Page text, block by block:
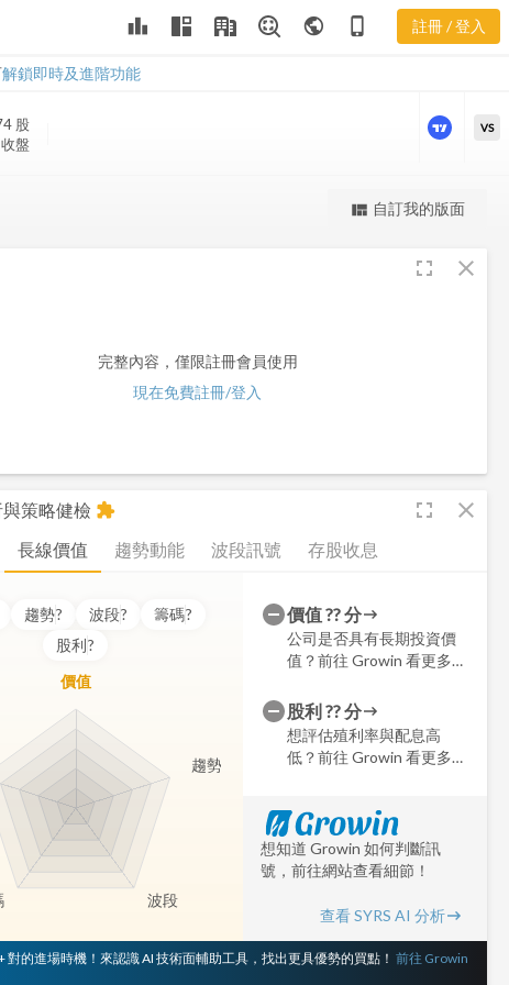
leaderboard public phone_iphone 註冊 / 登入
解鎖即時及進階功能
SYRS
股
盤
更強大的進階價量圖表
VS
view_quilt 自訂我的版面
fullscreen close
完整內容，僅限註冊會員使用
現在免費註冊/登入
策略健檢 fullscreen close
extension
長線價值 趨勢動能 波段訊號 存股收息
趨勢? 波段? 籌碼?
股利?
價值
趨勢
波段
價值??分
公司是否具有長期投資價
值？前往 Growin 看更多細
股利??分
想評估殖利率與配息高
低？前往 Growin 看更多細
想知道 Growin 如何判斷訊
號，前往網站查看細節！
查看 SYRS AI 分析
對的進場時機！來認識 AI 技術面輔助工具，找出更具優勢的買點！ 前往 Growin